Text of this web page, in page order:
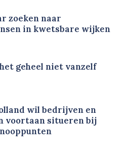
zoeken naar
in kwetsbare wijken
geheel niet vanzelf
wil bedrijven en
voortaan situeren bij